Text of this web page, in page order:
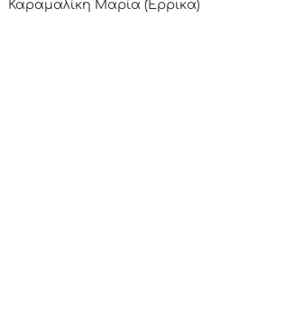
Καραμαλίκη Μαρία (Έρρικα)